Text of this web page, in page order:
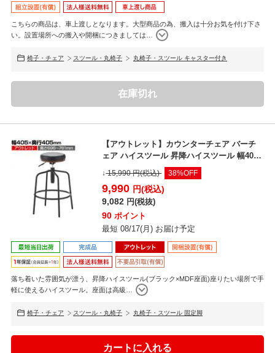
こちらの商品は、車上渡しとなります。大型商品の為、搬入は十分お気を付け下さ
い。設置場所への搬入や開梱につきましては
椅子・チェア スツール・丸椅子 丸椅子・スツール キャスター付き
在庫切れ
【アウトレット】カウンターチェア バーチ
ェア ハイスツール 昇降ハイスツール 幅405×
↓15,990円(税込) 38%OFF
9,990 円(税込)
9,082 円(税抜)
90 ポイント
最短 08/17(月) お届け予定
落ち着いた雰囲気が漂う、昇降ハイスツール(ブラック×MDF座面)座りたい場所で手
軽に使えるハイスツール。座面は高級
椅子・チェア スツール・丸椅子 丸椅子・スツール 固定脚